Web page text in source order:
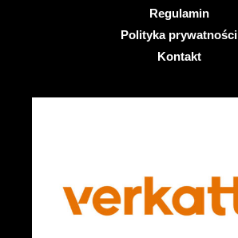
Regulamin
Polityka prywatności
Kontakt